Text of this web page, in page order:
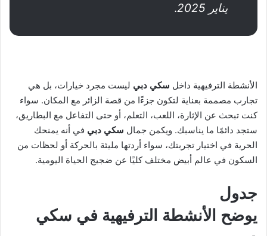
يناير 2025
.
الأنشطة الترفيهية داخل سكي دبي ليست مجرد خيارات، بل هي
تجارب مصممة بعناية لتكون جزءًا من قصة الزائر مع المكان. سواء
كنت تبحث عن الإثارة، اللعب، التعلم، أو حتى التفاعل مع البطاريق،
ستجد دائمًا ما يناسبك. ويكمن جمال سكي دبي في أنه يمنحك
الحرية في اختيار تجربتك، سواء أردتها مليئة بالحركة أو لحظات من
السكون في عالم أبيض مختلف كليًا عن ضجيج الحياة اليومية.
جدول
يوضح الأنشطة الترفيهية في سكي